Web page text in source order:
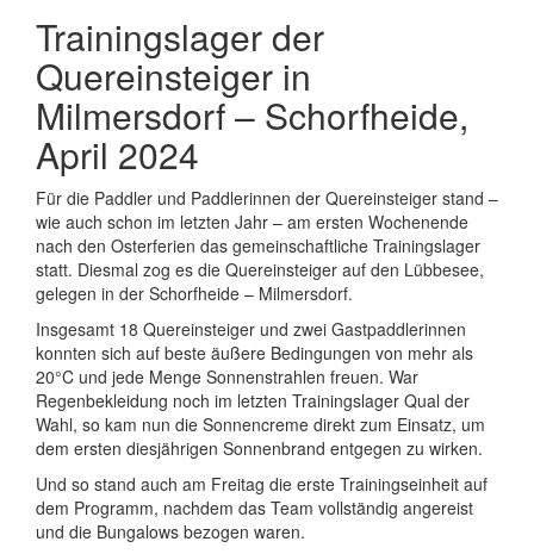
Trainingslager der
Quereinsteiger in
Milmersdorf – Schorfheide,
April 2024
Für die Paddler und Paddlerinnen der Quereinsteiger stand –
wie auch schon im letzten Jahr – am ersten Wochenende
nach den Osterferien das gemeinschaftliche Trainingslager
statt. Diesmal zog es die Quereinsteiger auf den Lübbesee,
gelegen in der Schorfheide – Milmersdorf.
Insgesamt 18 Quereinsteiger und zwei Gastpaddlerinnen
konnten sich auf beste äußere Bedingungen von mehr als
20°C und jede Menge Sonnenstrahlen freuen. War
Regenbekleidung noch im letzten Trainingslager Qual der
Wahl, so kam nun die Sonnencreme direkt zum Einsatz, um
dem ersten diesjährigen Sonnenbrand entgegen zu wirken.
Und so stand auch am Freitag die erste Trainingseinheit auf
dem Programm, nachdem das Team vollständig angereist
und die Bungalows bezogen waren.